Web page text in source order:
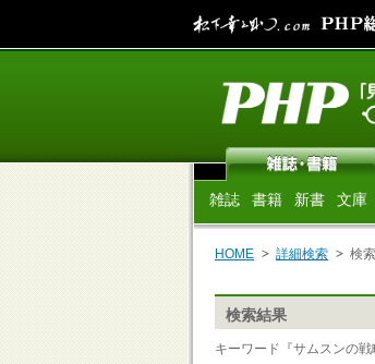
雑誌 書籍 新書 文庫
HOME 詳細検索
検
検索結果
キーワード『サムスンの